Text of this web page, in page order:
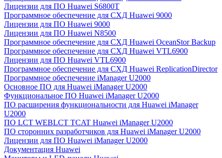
Лицензии для ПО Huawei S6800T
Программное обеспечение для СХД Huawei 9000
Лицензии для ПО Huawei 9000
Лицензии для ПО Huawei N8500
Программное обеспечение для СХД Huawei OceanStor Backup
Программное обеспечение для СХД Huawei VTL6900
Лицензии для ПО Huawei VTL6900
Программное обеспечение для СХД Huawei ReplicationDirector
Программное обеспечение iManager U2000
Основное ПО для Huawei iManager U2000
Функциональное ПО Huawei iManager U2000
ПО расширения функциональности для Huawei iManager
U2000
ПО LCT WEBLCT TCAT Huawei iManager U2000
ПО сторонних разработчиков для Huawei iManager U2000
Лицензии для ПО Huawei iManager U2000
Документация Huawei